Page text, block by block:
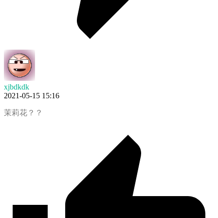
xjbdkdk
2021-05-15 15:16
茉莉花？？